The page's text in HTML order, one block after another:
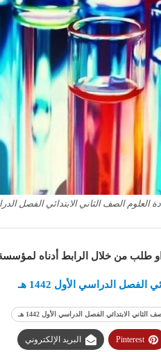
الصف الثاني الابتدائي الفصل الدراسي
طلب من خلال الرابط أدناه
الدراسي الأول 1442 هـ
الابتدائي الفصل الدراسي الأول 1442 هـ
Pinterest البريد الإلكتروني